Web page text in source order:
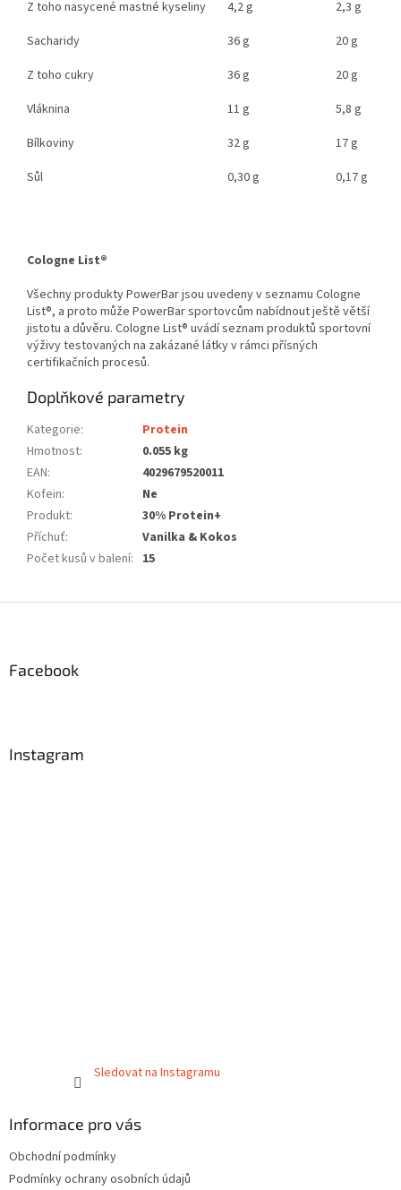
Z toho nasycené mastné kyseliny 4,2 g
2,3 g
Sacharidy
36 g
20 g
Z toho cukry
36 g
20 g
Vláknina
11 g
5,8 g
Bílkoviny
32 g
17 g
Sůl
0,30 g 0,17 g
Cologne List®
Všechny produkty PowerBar jsou uvedeny v seznamu Cologne
List®, a proto může PowerBar sportovcům nabídnout ještě větší
jistotu a důvěru. Cologne List® uvádí seznam produktů sportovní
výživy testovaných na zakázané látky v rámci přísných
certifikačních procesů.
Doplňkové parametry
Kategorie:
Protein
Hmotnost:
0.055 kg
EAN:
4029679520011
Kofein:
Ne
Produkt:
30% Protein+
Příchuť:
Vanilka & Kokos
Počet kusů v balení: 15
Facebook
Instagram
Sledovat na Instagramu
Informace pro vás
Obchodní podmínky
Podmínky ochrany osobních údajů